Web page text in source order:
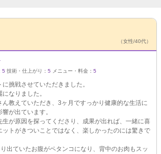
Pick Up
（女性/40代）
5 技術・仕上がり： 5 メニュー・料金： 5
挑戦させていただきました。
なりました。
ん教えていただき、3ヶ月ですっかり健康的な生活に
が出ています。
生が原因を探ってくださり、成果が出れば、一緒に喜
ットがきついことではなく、楽しかったのには驚きで
出ていたお腹がペタンコになり、背中のお肉もスッ